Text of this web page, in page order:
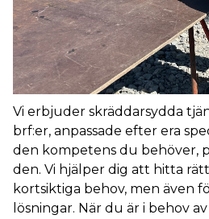
Vi erbjuder skräddarsydda
brf:er, anpassade efter era
den kompetens du behöver,
den. Vi hjälper dig att hitta
kortsiktiga behov, men även
lösningar.​ När du är i behov